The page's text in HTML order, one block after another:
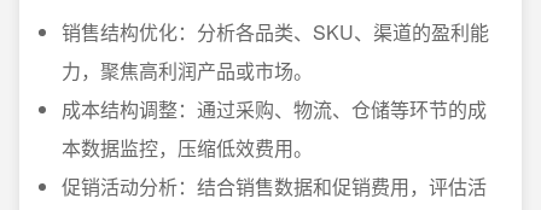
销售结构优化：分析各品类、SKU、渠道的盈利能
力，聚焦高利润产品或市场。
成本结构调整：通过采购、物流、仓储等环节的成
本数据监控，压缩低效费用。
促销活动分析：结合销售数据和促销费用，评估活